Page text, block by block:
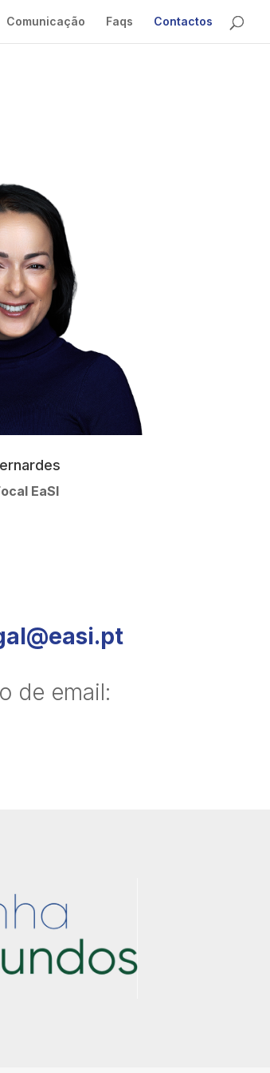
Comunicação Faqs Contactos
EaSI
de email: